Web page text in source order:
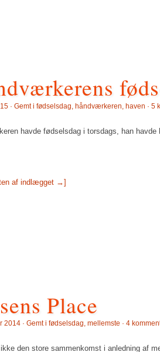
· Gemt i fødselsdag håndværkeren haven · 5
havde fødselsdag i torsdags, han
af indlægget →]
Place
2014 · Gemt i fødselsdag mellemste · 4
den store sammenkomst i anledning af